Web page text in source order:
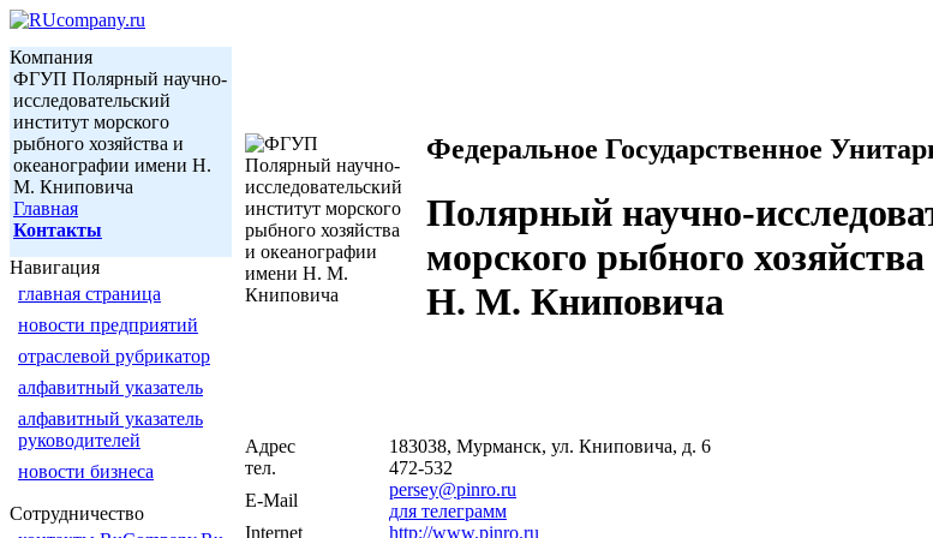
Компания
ФГУП Полярный научно-
исследовательский
институт морского
рыбного хозяйства и
океанографии имени Н.
М. Книповича
Главная
Контакты
Навигация
главная страница
новости предприятий
отраслевой рубрикатор
алфавитный указатель
алфавитный указатель
руководителей
новости бизнеса
Сотрудничество
Федеральное Государственное
Полярный научно-
морского рыбного
Н. М. Книповича
Адрес
183038, Мурманск, ул. Книповича, д. 6
тел.
472-532
E-Mail
persey@pinro.ru
для телеграмм
Internet
http://www.pinro.ru